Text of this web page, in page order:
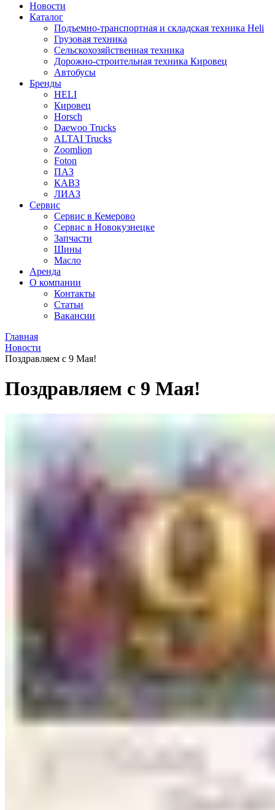
Новости
Каталог
Подъемно-транспортная и складская техника Heli
Грузовая техника
Сельскохозяйственная техника
Дорожно-строительная техника Кировец
Автобусы
Бренды
HELI
Кировец
Horsch
Daewoo Trucks
ALTAI Trucks
Zoomlion
Foton
ПАЗ
КАВЗ
ЛИАЗ
Сервис
Сервис в Кемерово
Сервис в Новокузнецке
Запчасти
Шины
Масло
Аренда
О компании
Контакты
Статьи
Вакансии
Главная
Новости
Поздравляем с 9 Мая!
Поздравляем с 9 Мая!